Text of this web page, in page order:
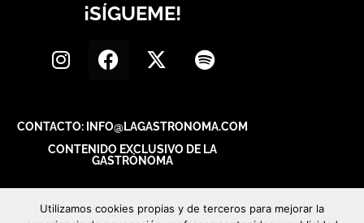
¡SÍGUEME!
CONTACTO: INFO@LAGASTRONOMA.COM
CONTENIDO EXCLUSIVO DE LA
GASTRÓNOMA
Utilizamos cookies propias y de terceros para mejorar la